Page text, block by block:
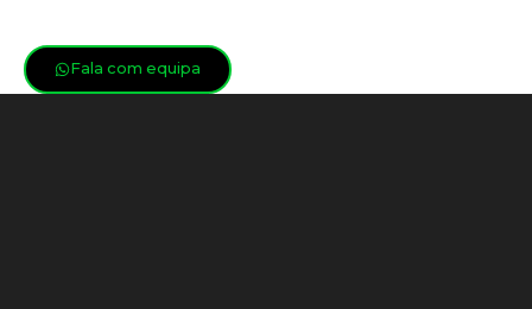
Fala com equipa